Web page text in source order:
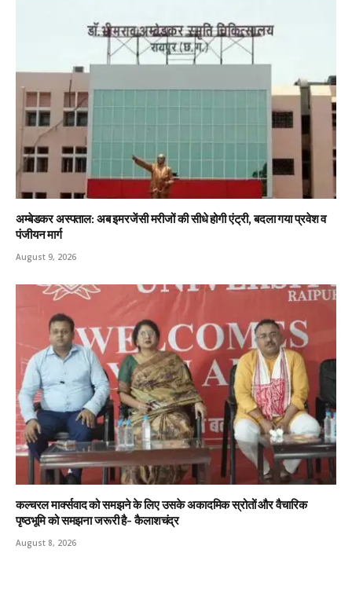
अम्बेडकर अस्पताल: अब इमरजेंसी मरीजों की सीधे होगी एंट्री, बदला गया प्रवेश व
पंजीयन मार्ग
August 9, 2026
कल्चरल मार्क्सवाद को समझने के लिए उसके अकादमिक स्रोतों और वैचारिक
पृष्ठभूमि को समझना जरूरी है- कैलाशचंद्र
August 8, 2026